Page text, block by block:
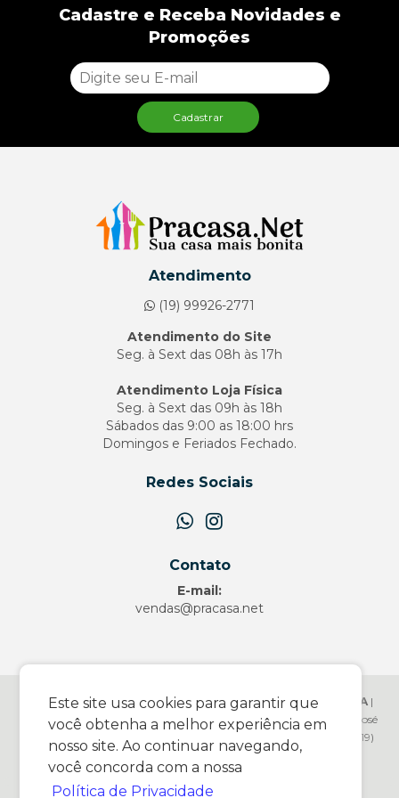
Este site usa cookies para garantir que
você obtenha a melhor experiência em
nosso site. Ao continuar navegando,
você concorda com a nossa
Política de Privacidade
Cadastre e Receba Novidades e
Promoções
Cadastrar
Atendimento
(19) 99926-2771
Atendimento do Site
Seg. à Sext das 08h às 17h
Atendimento Loja Física
Seg. à Sext das 09h às 18h
Sábados das 9:00 as 18:00 hrs
Domingos e Feriados Fechado.
Redes Sociais
Contato
E-mail:
vendas@pracasa.net
PRACASA.NET COMERCIO DE ARTIGOS DOMESTICOS LTDA|
17.083.331/0001-35 | http://www.pracasa.net | Av. Wanderley José
Vicentini - 1466 - Vila Canesso - Pedreira/SP - 13927136 - Telefone: (19)
99926-2771| E-mail:vendas@pracasa.net
© Pracasa.Net